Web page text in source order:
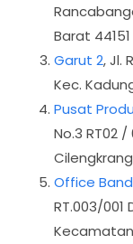
Barat 44151
Garut 2, Jl.
Kec.
Pusat
No.3 RT02
Office
RT.003/